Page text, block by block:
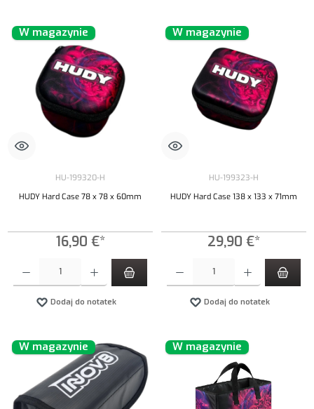
W magazynie
HU-199320-H
HUDY Hard Case 78 x 78 x 60mm
16,90 €*
Dodaj do notatek
W magazynie
HU-199323-H
HUDY Hard Case 138 x 133 x 71mm
29,90 €*
Dodaj do notatek
W magazynie W magazynie